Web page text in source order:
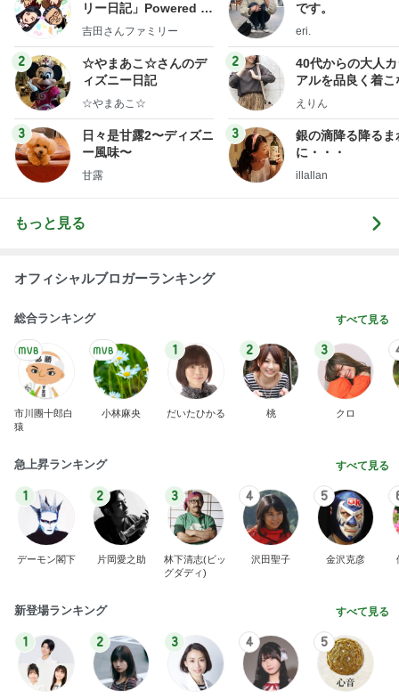
リー日記」Powered b
y Ameba 吉田さんファ
ログ
吉田さんファミリー
2
☆やまあこ☆さんのデ
ィズニー日記
☆やまあこ☆
3
日々是甘露2〜ディズニ
ー風味〜
甘露
です。
eri.
2
40代からの大人
アルを品良く着こ
ファッションブロ
えりん
3
銀の滴降る降るま
に・・・
illallan
もっと見る
オフィシャルブロガーランキング
総合ランキング すべて見る
市川團十郎白
猿
小林麻央
1
だいたひかる
2
桃
3
クロ
急上昇ランキング すべて見る
1
デーモン閣下
2
片岡愛之助
3
林下清志(ビッ
グダディ)
4
沢田聖子
5
金沢克彦
新登場ランキング すべて見る
1 2 3 4 5